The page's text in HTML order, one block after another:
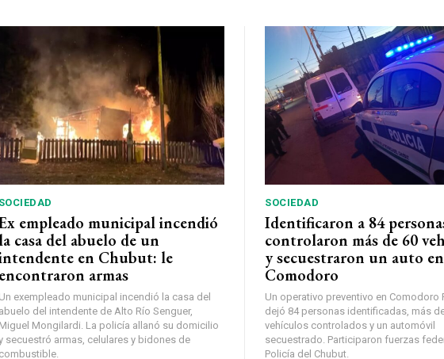
SOCIEDAD
empleado municipal incendió
la casa del abuelo de un
en Chubut: le
encontraron armas
Un exempleado municipal incendió la casa del
abuelo del intendente de Alto Río Senguer,
Miguel Mongilardi. La policía allanó su domicilio
secuestró armas, celulares y bidones de
combustible.
SOCIEDAD
Identificaron a 84
controlaron más de 60
y secuestraron un auto en
Comodoro
Un operativo preventivo en Comodoro
dejó 84 personas identificadas, más
vehículos controlados y un automóvil
secuestrado. Participaron fuerzas
Policía del Chubut.